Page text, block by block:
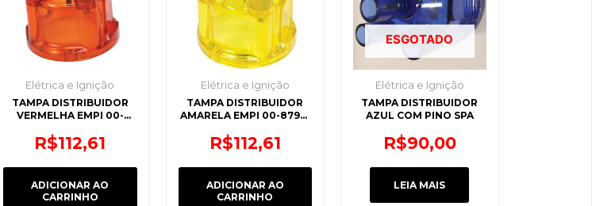
Elétrica e Ignição
TAMPA DISTRIBUIDOR
VERMELHA EMPI 00-
R$112,61
ADICIONAR AO
CARRINHO
Elétrica e Ignição
TAMPA DISTRIBUIDOR
AMARELA EMPI 00-8793-
R$112,61
ADICIONAR AO
CARRINHO
ESGOTADO
Elétrica e Ignição
TAMPA DISTRIBUIDOR
AZUL COM PINO SPA
R$90,00
LEIA MAIS